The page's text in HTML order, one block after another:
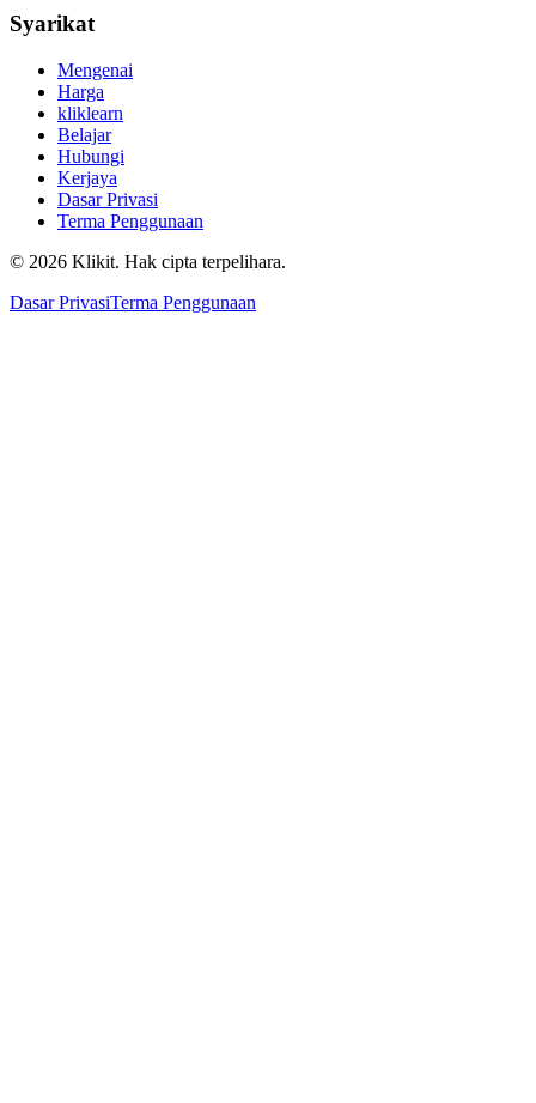
Syarikat
Mengenai
Harga
kliklearn
Belajar
Hubungi
Kerjaya
Dasar Privasi
Terma Penggunaan
© 2026 Klikit. Hak cipta terpelihara.
Dasar PrivasiTerma Penggunaan